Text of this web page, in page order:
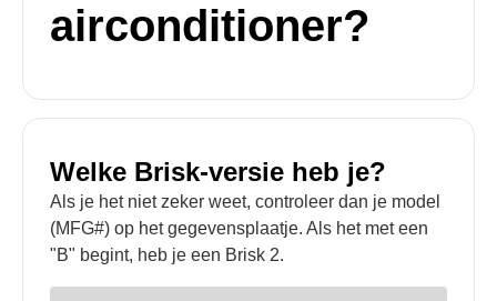
airconditioner?
Welke Brisk-versie heb je?
Als je het niet zeker weet, controleer dan je model
(MFG#) op het gegevensplaatje. Als het met een
"B" begint, heb je een Brisk 2.